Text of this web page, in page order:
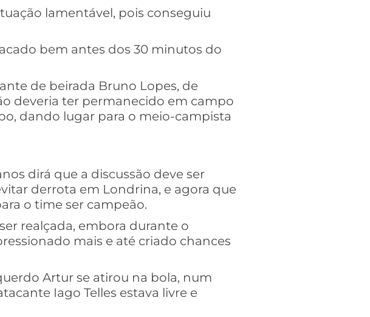
lamentável, pois conseguiu
bem antes dos 30 minutos do
de beirada Bruno Lopes, de
deveria ter permanecido em campo
dando lugar para o meio-campista
dirá que a discussão deve ser
derrota em Londrina, e agora que
o time ser campeão.
realçada, embora durante o
mais e até criado chances
Artur se atirou na bola, num
Iago Telles estava livre e